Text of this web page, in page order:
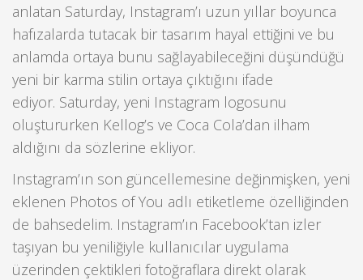
anlatan Saturday, Instagram’ı uzun yıllar boyunca
hafızalarda tutacak bir tasarım hayal ettiğini ve bu
anlamda ortaya bunu sağlayabileceğini düşündüğü
yeni bir karma stilin ortaya çıktığını ifade
ediyor. Saturday, yeni Instagram logosunu
oluştururken Kellog’s ve Coca Cola’dan ilham
aldığını da sözlerine ekliyor.
Instagram’ın son güncellemesine değinmişken, yeni
eklenen Photos of You adlı etiketleme özelliğinden
de bahsedelim. Instagram’ın Facebook’tan izler
taşıyan bu yeniliğiyle kullanıcılar uygulama
üzerinden çektikleri fotoğraflara direkt olarak